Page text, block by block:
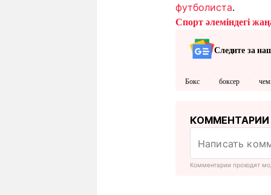
футболиста.
Спорт әлеміндегі
Следите за
Бокс боксер
КОММЕНТАРИИ
Комментарии проходят